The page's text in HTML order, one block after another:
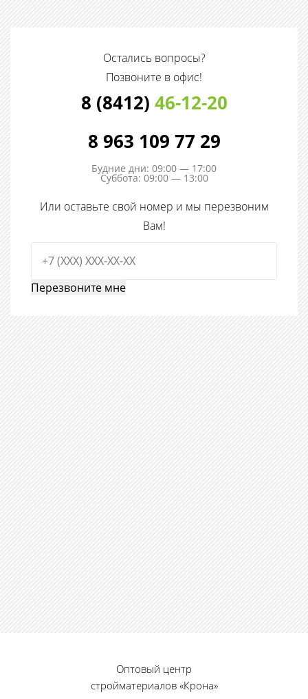
Остались вопросы?
Позвоните в офис!
8 (8412) 46-12-20
8 963 109 77 29
Будние дни: 09:00 — 17:00
Суббота: 09:00 — 13:00
Или оставьте свой номер и мы перезвоним
Вам!
Оптовый центр
стройматериалов «Крона»